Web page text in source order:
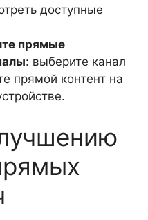
доступные
прямые
: выберите канал
прямой контент на